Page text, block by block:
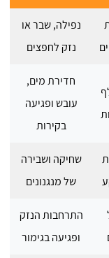
נפילה, שבר או
נזק לחפצים
חדירת מים,
עובש ופגיעה
בקירות
שחיקה ושבירה
של מנגנונים
התרחבות הנזק
ופגיעה בגימור